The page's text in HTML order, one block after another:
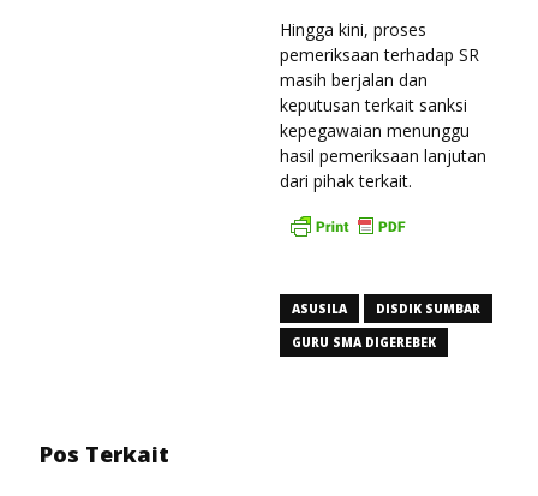
Hingga kini, proses
pemeriksaan terhadap SR
masih berjalan dan
keputusan terkait sanksi
kepegawaian menunggu
hasil pemeriksaan lanjutan
dari pihak terkait.
ASUSILA
DISDIK SUMBAR
GURU SMA DIGEREBEK
Pos Terkait